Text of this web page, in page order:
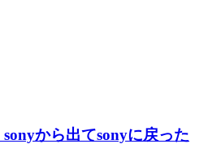
から出てsonyに戻った